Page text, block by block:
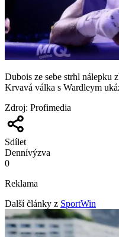
Dubois ze sebe strhl nálepku
Krvavá válka s Wardleym
Zdroj: Profimedia
Sdílet
Dennívýzva
0
Reklama
Další články z SportWin